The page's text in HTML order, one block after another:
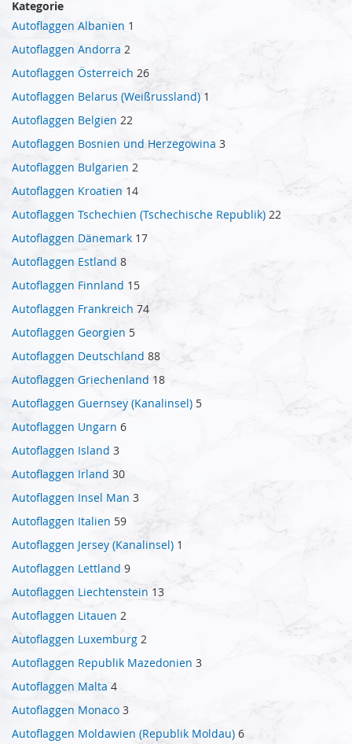
Kategorie
Autoflaggen Albanien 1
Autoflaggen Andorra 2
Autoflaggen Österreich 26
Autoflaggen Belarus (Weißrussland) 1
Autoflaggen Belgien 22
Autoflaggen Bosnien und Herzegowina 3
Autoflaggen Bulgarien 2
Autoflaggen Kroatien 14
Autoflaggen Tschechien (Tschechische Republik) 22
Autoflaggen Dänemark 17
Autoflaggen Estland 8
Autoflaggen Finnland 15
Autoflaggen Frankreich 74
Autoflaggen Georgien 5
Autoflaggen Deutschland 88
Autoflaggen Griechenland 18
Autoflaggen Guernsey (Kanalinsel) 5
Autoflaggen Ungarn 6
Autoflaggen Island 3
Autoflaggen Irland 30
Autoflaggen Insel Man 3
Autoflaggen Italien 59
Autoflaggen Jersey (Kanalinsel) 1
Autoflaggen Lettland 9
Autoflaggen Liechtenstein 13
Autoflaggen Litauen 2
Autoflaggen Luxemburg 2
Autoflaggen Republik Mazedonien 3
Autoflaggen Malta 4
Autoflaggen Monaco 3
Autoflaggen Moldawien (Republik Moldau) 6